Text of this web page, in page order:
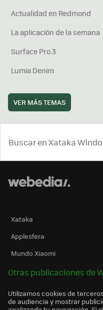
Actualidad en Redmond
La aplicación de la semana
Surface Pro 3
Lumia Denim
VER MÁS TEMAS
Xataka
Applesfera
Mundo Xiaomi
Otras publicaciones de
Utilizamos cookies de
de audiencia y mostrar